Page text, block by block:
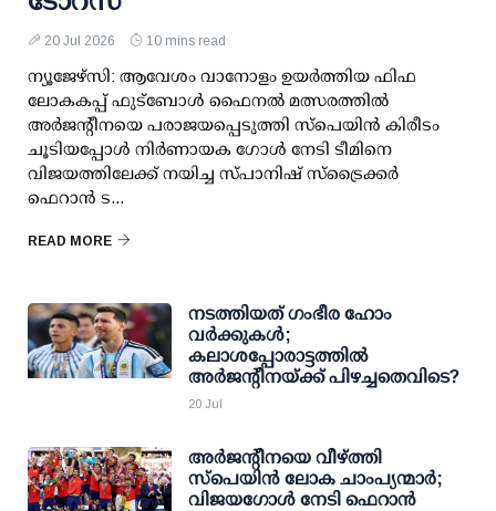
20 Jul 2026 10 mins read
ന്യൂജേഴ്സി: ആവേശം വാനോളം ഉയർത്തിയ ഫിഫ
ലോകകപ്പ് ഫുട്ബോൾ ഫൈനൽ മത്സരത്തിൽ
അർജന്റീനയെ പരാജയപ്പെടുത്തി സ്പെയിൻ കിരീടം
ചൂടിയപ്പോൾ നിർണായക ഗോൾ നേടി ടീമിനെ
വിജയത്തിലേക്ക് നയിച്ച സ്പാനിഷ് സ്ട്രൈക്കർ
ഫെറാൻ ട...
READ MORE
നടത്തിയത് ഗംഭീര ഹോം
വര്‍ക്കുകള്‍;
കലാശപ്പോരാട്ടത്തില്‍
അര്‍ജന്റീനയ്ക്ക് പിഴച്ചതെവിടെ?
20 Jul
അർജന്റീനയെ വീഴ്ത്തി
സ്പെയിൻ ലോക ചാംപ്യന്മാർ;
വിജയഗോൾ നേടി ഫെറാൻ